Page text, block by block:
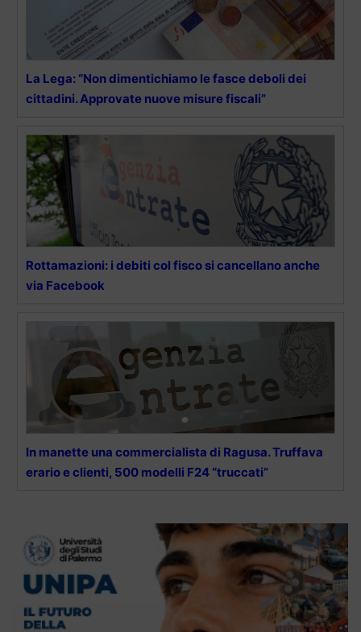
La Lega: “Non dimentichiamo le fasce deboli dei
cittadini. Approvate nuove misure fiscali”
Rottamazioni: i debiti col fisco si cancellano anche
via Facebook
In manette una commercialista di Ragusa. Truffava
erario e clienti, 500 modelli F24 “truccati”